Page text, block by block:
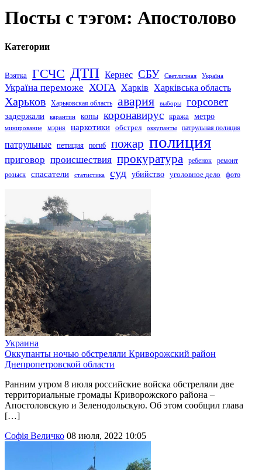
Посты с тэгом: Апостолово
Категории
Взятка ГСЧС ДТП Кернес СБУ Светличная Україна
Україна переможе ХОГА Харків Харківська область
Харьков Харьковская область авария выборы горсовет
задержали карантин копы коронавирус кража метро
минирование мэрия наркотики обстрел оккупанты патрульная полиция
патрульные петиция погиб пожар полиция
приговор происшествия прокуратура ребенок
ремонт
розыск
спасатели статистика суд убийство уголовное дело фото
Украина
Оккупанты ночью обстреляли Криворожский район
Днепропетровской области
Ранним утром 8 июля российские войска обстреляли две
территориальные громады Криворожского района –
Апостоловскую и Зеленодольскую. Об этом сообщил глава
[…]
Софія Величко 08 июля, 2022 10:05